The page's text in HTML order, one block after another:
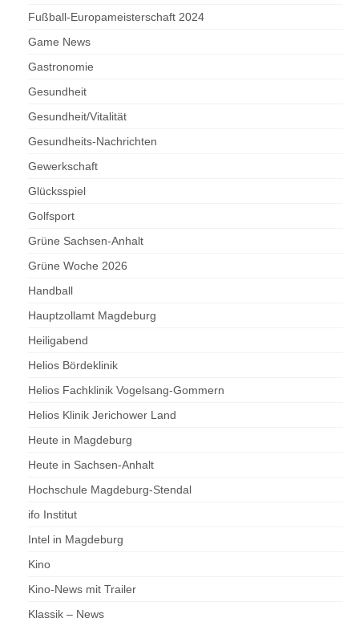
Fußball-Europameisterschaft 2024
Game News
Gastronomie
Gesundheit
Gesundheit/Vitalität
Gesundheits-Nachrichten
Gewerkschaft
Glücksspiel
Golfsport
Grüne Sachsen-Anhalt
Grüne Woche 2026
Handball
Hauptzollamt Magdeburg
Heiligabend
Helios Bördeklinik
Helios Fachklinik Vogelsang-Gommern
Helios Klinik Jerichower Land
Heute in Magdeburg
Heute in Sachsen-Anhalt
Hochschule Magdeburg-Stendal
ifo Institut
Intel in Magdeburg
Kino
Kino-News mit Trailer
Klassik – News